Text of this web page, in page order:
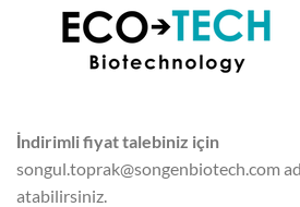
İndirimli fiyat talebiniz için
songul.toprak@songenbiotech.com
atabilirsiniz.